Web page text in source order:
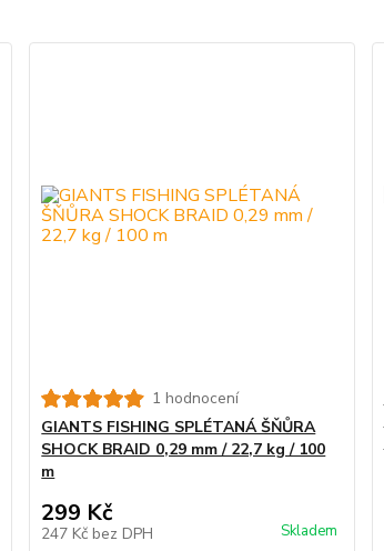
1 hodnocení
GIANTS FISHING SPLÉTANÁ ŠŇŮRA
SHOCK BRAID 0,29 mm / 22,7 kg / 100
m
299 Kč
247 Kč bez DPH Skladem